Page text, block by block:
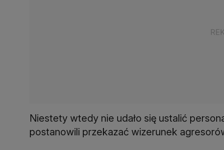
Niestety wtedy nie udało się ustalić
postanowili przekazać wizerunek